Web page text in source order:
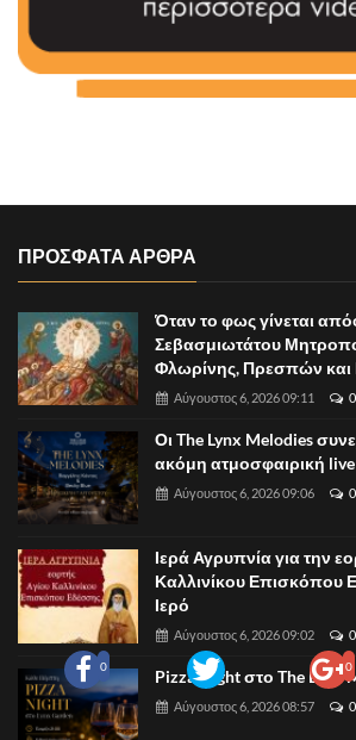
0 0
ΠΡΟΣΦΑΤΑ ΑΡΘΡΑ
Όταν το φως γίνεται
Σεβασμιωτάτου
Φλωρίνης, Πρεσπών και
Αύγουστος 6, 2026 09:11 0
Οι The Lynx Melodies
ακόμη ατμοσφαιρική
Αύγουστος 6, 2026 09:06 0
Ιερά Αγρυπνία για την
Καλλινίκου Επισκόπου
Ιερό
Αύγουστος 6, 2026 09:02 0
Pizza Night στο The Lynx
Αύγουστος 6, 2026 08:57 0